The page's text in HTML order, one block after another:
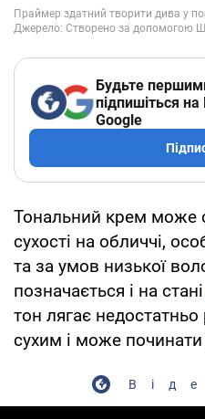
Будьте
підпишіться
Google
Тональний крем може
сухості на обличчі,
та за умов низької
позначається і на стані
тон лягає
сухим і може починати